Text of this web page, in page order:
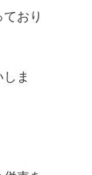
おり
ま